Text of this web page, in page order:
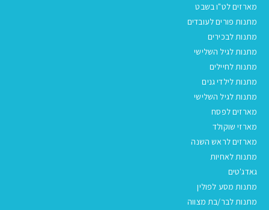
מארזים לט"ו בשבט
מתנות פורים לעובדים
מתנות לבכירים
מתנות לגיל השלישי
מתנות לחיילים
מתנות לילדי גנים
מתנות לגיל השלישי
מארזים לפסח
מארזי שוקולד
מארזים לראש השנה
מתנות לאחיות
גאדג'טים
מתנות מסע לפולין
מתנות לבר/בת מצווה